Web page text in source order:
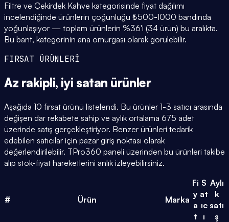
Filtre ve Çekirdek Kahve kategorisinde fiyat dağılımı
incelendiğinde ürünlerin çoğunluğu ₺500-1000 bandında
yoğunlaşıyor — toplam ürünlerin %36'i (34 ürün) bu aralıkta.
Bu bant, kategorinin ana omurgası olarak görülebilir.
FIRSAT ÜRÜNLERİ
Az rakipli, iyi satan ürünler
Aşağıda 10 fırsat ürünü listelendi. Bu ürünler 1-3 satıcı arasında
değişen dar rekabete sahip ve aylık ortalama 675 adet
üzerinde satış gerçekleştiriyor. Benzer ürünleri tedarik
edebilen satıcılar için pazar giriş noktası olarak
değerlendirilebilir. TPro360 paneli üzerinden bu ürünleri takibe
alıp stok-fiyat hareketlerini anlık izleyebilirsiniz.
# Ürün Marka
Fi
y
a
t
S
at
ıc
ı
Aylı
k
satı
ş